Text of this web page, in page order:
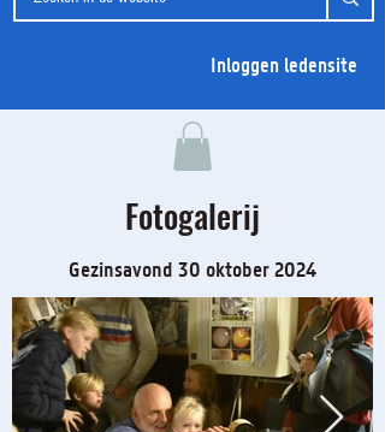
Inloggen ledensite
Fotogalerij
Gezinsavond 30 oktober 2024